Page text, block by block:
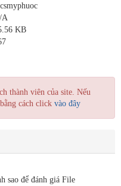
A
KB
thành viên của site. Nếu
cách click vào đây
sao để đánh giá File